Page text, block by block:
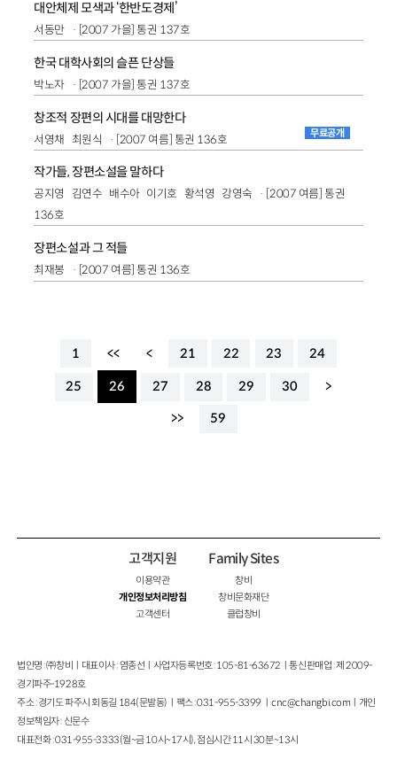
대안체제 모색과 ‘한반도경제’
서동만 [2007 가을] 통권 137호
한국 대학사회의 슬픈 단상들
박노자 [2007 가을] 통권 137호
창조적 장편의 시대를 대망한다
서영채 최원식 [2007 여름] 통권 136호 무료공개
작가들, 장편소설을 말하다
공지영 김연수 배수아 이기호 황석영 강영숙
[2007 여름] 통권
136호
장편소설과 그 적들
최재봉 [2007 여름] 통권 136호
1 << < 21 22 23 24
25 26 27 28 29 30 >
>> 59
고객지원
이용약관
개인정보처리방침
고객센터
Family Sites
창비
창비문화재단
클럽창비
법인명 : ㈜창비ㅣ대표이사 : 염종선ㅣ사업자등록번호 : 105-81-63672ㅣ통신판매업 : 제 2009-
경기파주-1928호
주소 : 경기도 파주시 회동길 184(문발동)ㅣ팩스 : 031-955-3399 ㅣcnc@changbi.com ㅣ개인
정보책임자 : 신문수
대표전화 : 031-955-3333(월~금 10시~17시), 점심시간 11시 30분~13시